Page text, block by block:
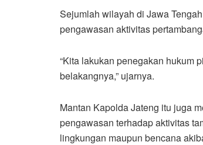
Sejumlah wilayah di Jawa
pengawasan aktivitas
“Kita lakukan penegakan hukum
belakangnya,” ujarnya.
Mantan Kapolda Jateng itu juga
pengawasan terhadap aktivitas
lingkungan maupun bencana